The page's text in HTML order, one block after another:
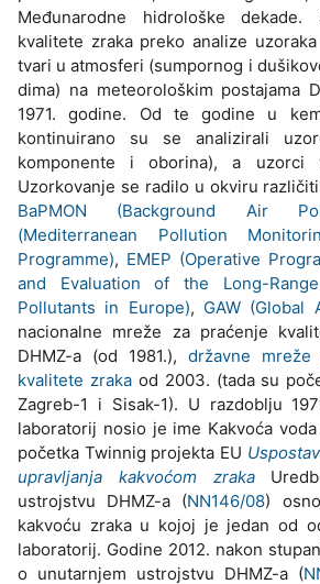
Međunarodne hidrološke dekade.
kvalitete zraka preko analize
tvari u atmosferi (sumpornog i
dima) na meteorološkim postajama
1971. godine. Od te godine u
kontinuirano su se analizirali
komponente i oborina), a uzorci
Uzorkovanje se radilo u okviru
BaPMON (Background Air
(Mediterranean Pollution
Programme), EMEP (Operative
and Evaluation of the Long-
Pollutants in Europe), GAW (Global
nacionalne mreže za praćenje
DHMZ-a (od 1981.), državne
kvalitete zrakaod 2003. (tada su
Zagreb-1 i Sisak-1). U razdoblju
laboratorij nosio je ime Kakvoća
početka Twinnig projekta EU
upravljanja kakvoćom zraka
ustrojstvu DHMZ-a (NN146/08)
kakvoću zraka u kojoj je jedan od
laboratorij. Godine 2012. nakon
o unutarnjem ustrojstvu DHMZ-a (